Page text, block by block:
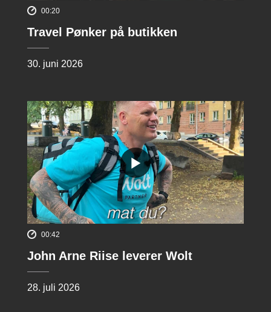
00:20
Travel Pønker på butikken
30. juni 2026
00:42
John Arne Riise leverer Wolt
28. juli 2026